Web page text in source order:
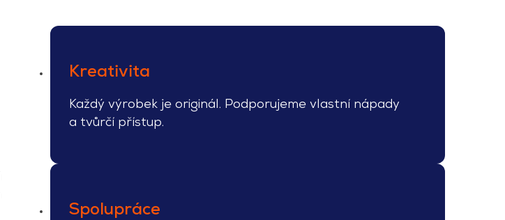
Kreativita
Každý výrobek je originál. Podporujeme vlastní nápady
a tvůrčí přístup.
Spolupráce